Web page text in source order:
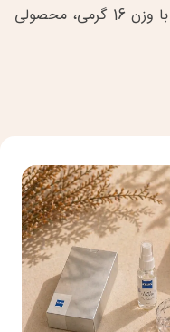
دیگر محصولاتش، فوق العاده بوده و با وزن 16 گرمی، محصولی